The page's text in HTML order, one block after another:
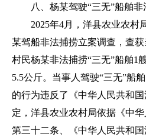
八、杨某驾驶“三无”船舶非
2025年4月，洋县农业农村
某驾船非法捕捞立案调查，查
村民杨某非法捕捞“三无”船舶1
5.5公斤。当事人驾驶“三无”船
的行为违反了《中华人民共和
定，洋县农业农村局依据《中华
第三十二条、《中华人民共和